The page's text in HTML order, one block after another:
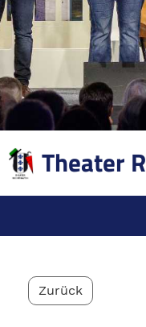
Theater
Zurück